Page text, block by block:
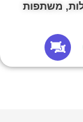
משתפות